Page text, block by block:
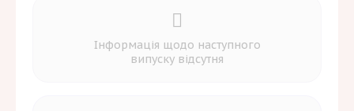
Інформація щодо наступного
випуску відсутня